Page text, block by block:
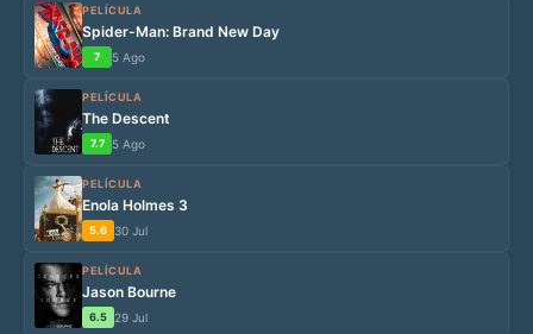
PELÍCULA
Spider-Man: Brand New Day
7 5 Ago
PELÍCULA
The Descent
7.7 5 Ago
PELÍCULA
Enola Holmes 3
5.6 30 Jul
PELÍCULA
Jason Bourne
6.5 29 Jul